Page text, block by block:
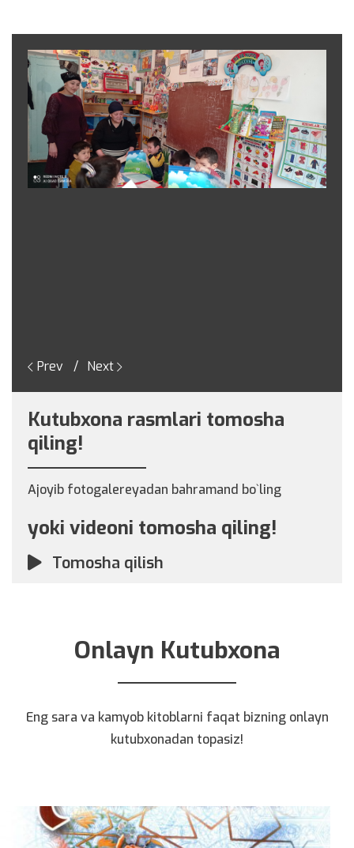
Prev Next
Kutubxona rasmlari tomosha
qiling!
Ajoyib fotogalereyadan bahramand bo`ling
yoki videoni tomosha qiling!
Tomosha qilish
Onlayn Kutubxona
Eng sara va kamyob kitoblarni faqat bizning onlayn
kutubxonadan topasiz!